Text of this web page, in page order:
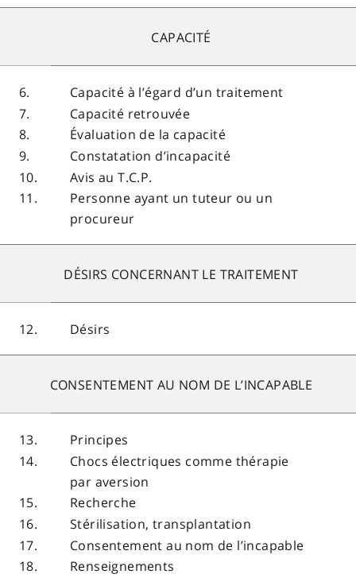
CAPACITÉ
6.
7.
8.
9.
10.
11.
Capacité à l’égard d’un traitement
Capacité retrouvée
Évaluation de la capacité
Constatation d’incapacité
Avis au T.C.P.
Personne ayant un tuteur ou un
procureur
DÉSIRS CONCERNANT LE TRAITEMENT
12. Désirs
CONSENTEMENT AU NOM DE L’INCAPABLE
13.
14.
15.
16.
17.
18.
Principes
Chocs électriques comme thérapie
par aversion
Recherche
Stérilisation, transplantation
Consentement au nom de l’incapable
Renseignements